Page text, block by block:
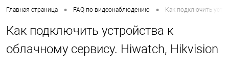
Главная страница • FAQ по видеонаблюдению • Как подключить
Как подключить устройства к
облачному сервису. Hiwatch, Hikvision